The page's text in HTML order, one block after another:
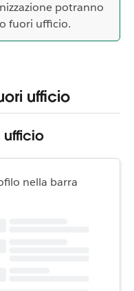
potranno
fuori ufficio.
ufficio
ufficio
nella barra